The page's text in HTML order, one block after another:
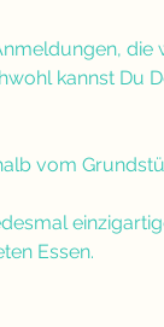
kannst Du
vom
Essen.